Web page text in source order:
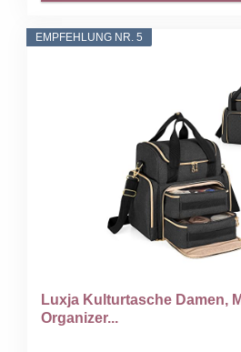
EMPFEHLUNG NR. 5
Luxja Kulturtasche Damen,
Organizer...